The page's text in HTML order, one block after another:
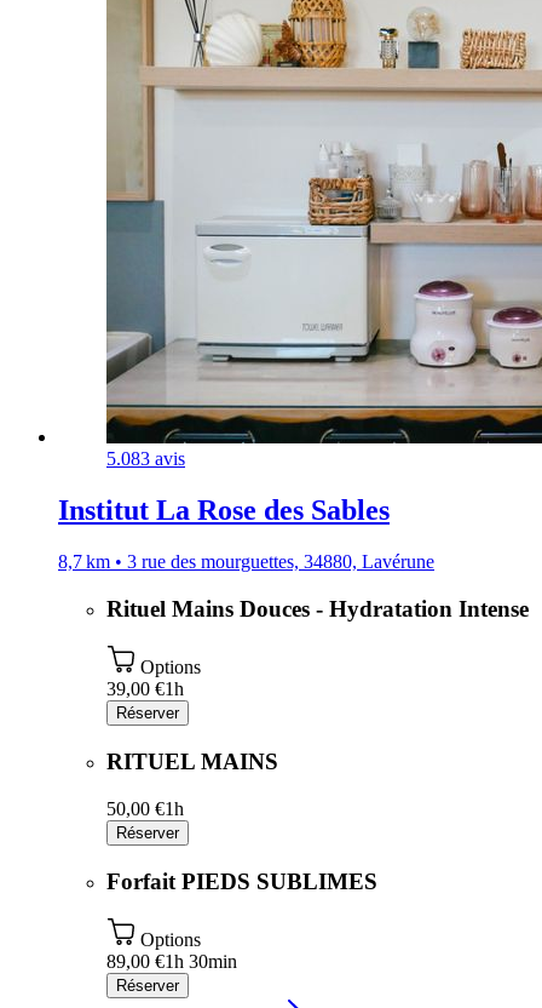
5.083 avis
Institut La Rose des Sables
8,7 km • 3 rue des mourguettes, 34880, Lavérune
Rituel Mains Douces - Hydratation Intense
Options
39,00 €1h
Réserver
RITUEL MAINS
50,00 €1h
Réserver
Forfait PIEDS SUBLIMES
Options
89,00 €1h 30min
Réserver